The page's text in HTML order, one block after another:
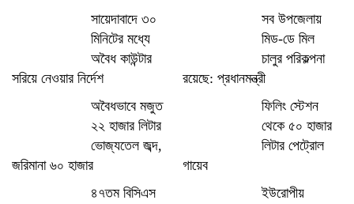
সায়েদাবাদে ৩০
মিনিটের মধ্যে
অবৈধ কাউন্টার
সরিয়ে নেওয়ার নির্দেশ
সব উপজেলায়
মিড-ডে মিল
চালুর পরিকল্পনা
রয়েছে: প্রধানমন্ত্রী
অবৈধভাবে মজুত
২২ হাজার লিটার
ভোজ্যতেল জব্দ,
জরিমানা ৬০ হাজার
ফিলিং স্টেশন
থেকে ৫০ হাজার
লিটার পেট্রোল
গায়েব
৪৭তম বিসিএস
ইউরোপীয়